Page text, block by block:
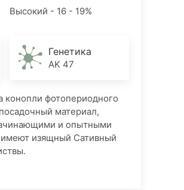
Высокий - 16 - 19%
Генетика
AK 47
фотопериодного
материал,
и опытными
изящный Сативный